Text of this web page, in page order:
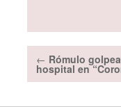
← Rómulo
hospital en